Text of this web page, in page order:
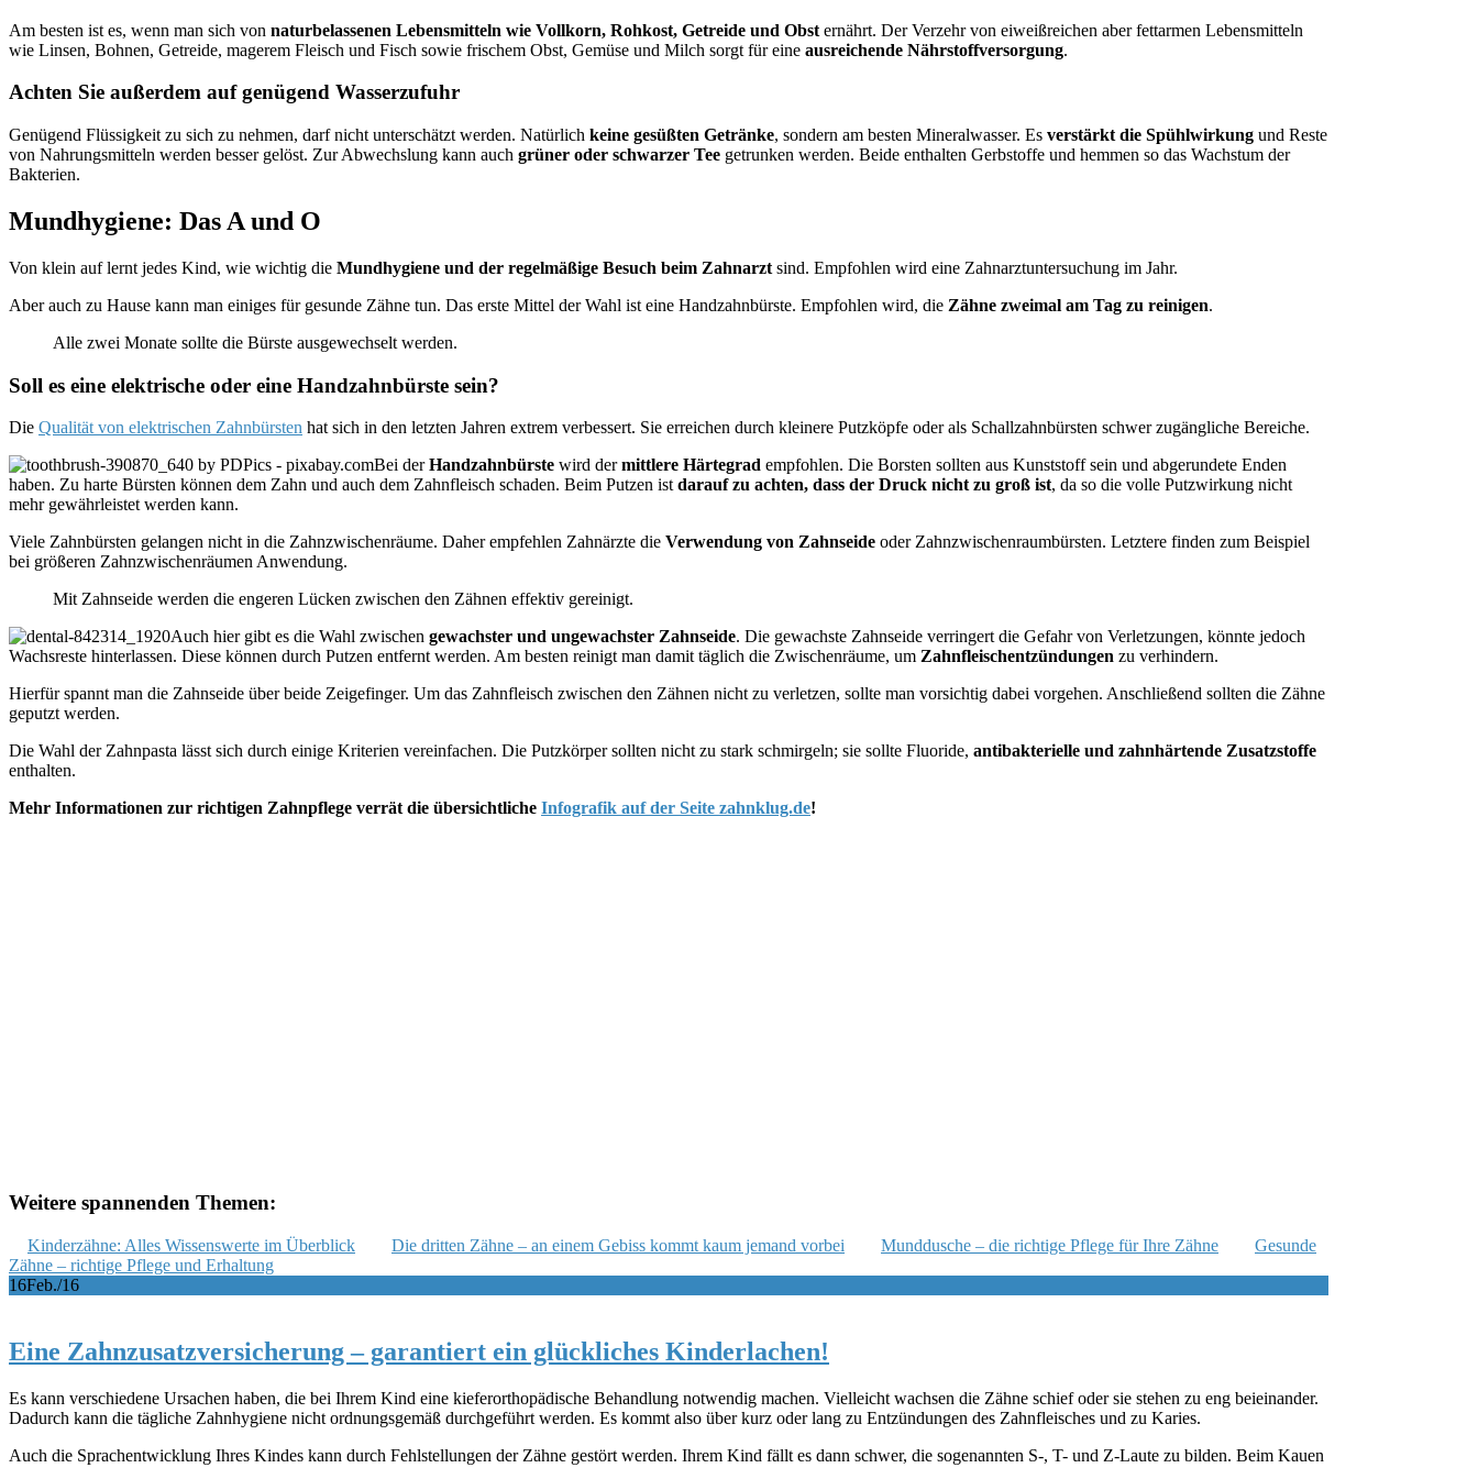
Am besten ist es, wenn man sich von naturbelassenen Lebensmitteln wie Vollkorn, Rohkost, Getreide und Obst ernährt. Der Verzehr von eiweißreichen aber fettarmen Lebensmitteln
wie Linsen, Bohnen, Getreide, magerem Fleisch und Fisch sowie frischem Obst, Gemüse und Milch sorgt für eine ausreichende Nährstoffversorgung.
Achten Sie außerdem auf genügend Wasserzufuhr
Genügend Flüssigkeit zu sich zu nehmen, darf nicht unterschätzt werden. Natürlich keine gesüßten Getränke, sondern am besten Mineralwasser. Es verstärkt die Spühlwirkung und Reste
von Nahrungsmitteln werden besser gelöst. Zur Abwechslung kann auch grüner oder schwarzer Tee getrunken werden. Beide enthalten Gerbstoffe und hemmen so das Wachstum der
Bakterien.
Mundhygiene: Das A und O
Von klein auf lernt jedes Kind, wie wichtig die Mundhygiene und der regelmäßige Besuch beim Zahnarzt sind. Empfohlen wird eine Zahnarztuntersuchung im Jahr.
Aber auch zu Hause kann man einiges für gesunde Zähne tun. Das erste Mittel der Wahl ist eine Handzahnbürste. Empfohlen wird, die Zähne zweimal am Tag zu reinigen.
Alle zwei Monate sollte die Bürste ausgewechselt werden.
Soll es eine elektrische oder eine Handzahnbürste sein?
Die Qualität von elektrischen Zahnbürsten hat sich in den letzten Jahren extrem verbessert. Sie erreichen durch kleinere Putzköpfe oder als Schallzahnbürsten schwer zugängliche Bereiche.
Bei derHandzahnbürste wird dermittlere Härtegrad empfohlen. Die Borsten sollten aus Kunststoff sein und abgerundete Enden
haben. Zu harte Bürsten können dem Zahn und auch dem Zahnfleisch schaden. Beim Putzen ist darauf zu achten, dass der Druck nicht zu groß ist, da so die volle Putzwirkung nicht
mehr gewährleistet werden kann.
Viele Zahnbürsten gelangen nicht in die Zahnzwischenräume. Daher empfehlen Zahnärzte die Verwendung von Zahnseide oder Zahnzwischenraumbürsten. Letztere finden zum Beispiel
bei größeren Zahnzwischenräumen Anwendung.
Mit Zahnseide werden die engeren Lücken zwischen den Zähnen effektiv gereinigt.
Auch hier gibt es die Wahl zwischen gewachster und ungewachster Zahnseide. Die gewachste Zahnseide verringert die Gefahr von Verletzungen, könnte jedoch
Wachsreste hinterlassen. Diese können durch Putzen entfernt werden. Am besten reinigt man damit täglich die Zwischenräume, um Zahnfleischentzündungen zu verhindern.
Hierfür spannt man die Zahnseide über beide Zeigefinger. Um das Zahnfleisch zwischen den Zähnen nicht zu verletzen, sollte man vorsichtig dabei vorgehen. Anschließend sollten die Zähne
geputzt werden.
Die Wahl der Zahnpasta lässt sich durch einige Kriterien vereinfachen. Die Putzkörper sollten nicht zu stark schmirgeln; sie sollte Fluoride, antibakterielle und zahnhärtende Zusatzstoffe
enthalten.
Mehr Informationen zur richtigen Zahnpflege verrät die übersichtliche Infografik auf der Seite zahnklug.de!
Weitere spannenden Themen:
Kinderzähne: Alles Wissenswerte im Überblick Die dritten Zähne – an einem Gebiss kommt kaum jemand vorbei Munddusche – die richtige Pflege für Ihre Zähne
Gesunde
Zähne – richtige Pflege und Erhaltung
16Feb./16
Eine Zahnzusatzversicherung – garantiert ein glückliches Kinderlachen!
Es kann verschiedene Ursachen haben, die bei Ihrem Kind eine kieferorthopädische Behandlung notwendig machen. Vielleicht wachsen die Zähne schief oder sie stehen zu eng beieinander.
Dadurch kann die tägliche Zahnhygiene nicht ordnungsgemäß durchgeführt werden. Es kommt also über kurz oder lang zu Entzündungen des Zahnfleisches und zu Karies.
Auch die Sprachentwicklung Ihres Kindes kann durch Fehlstellungen der Zähne gestört werden. Ihrem Kind fällt es dann schwer, die sogenannten S-, T- und Z-Laute zu bilden. Beim Kauen